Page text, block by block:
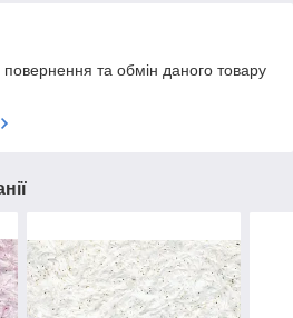
та обмін даного товару